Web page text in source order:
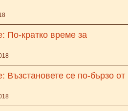
По-кратко време за
Възстановете се по-бързо от